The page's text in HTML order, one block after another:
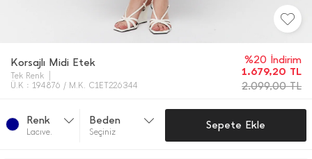
Korsajlı Midi Etek
Tek Renk
Ü.K : 194876 / M.K. C1ET226344
%20 İndirim
1.679,20 TL
2.099,00TL
Renk
Lacıve.
Beden
Seçiniz
Sepete Ekle